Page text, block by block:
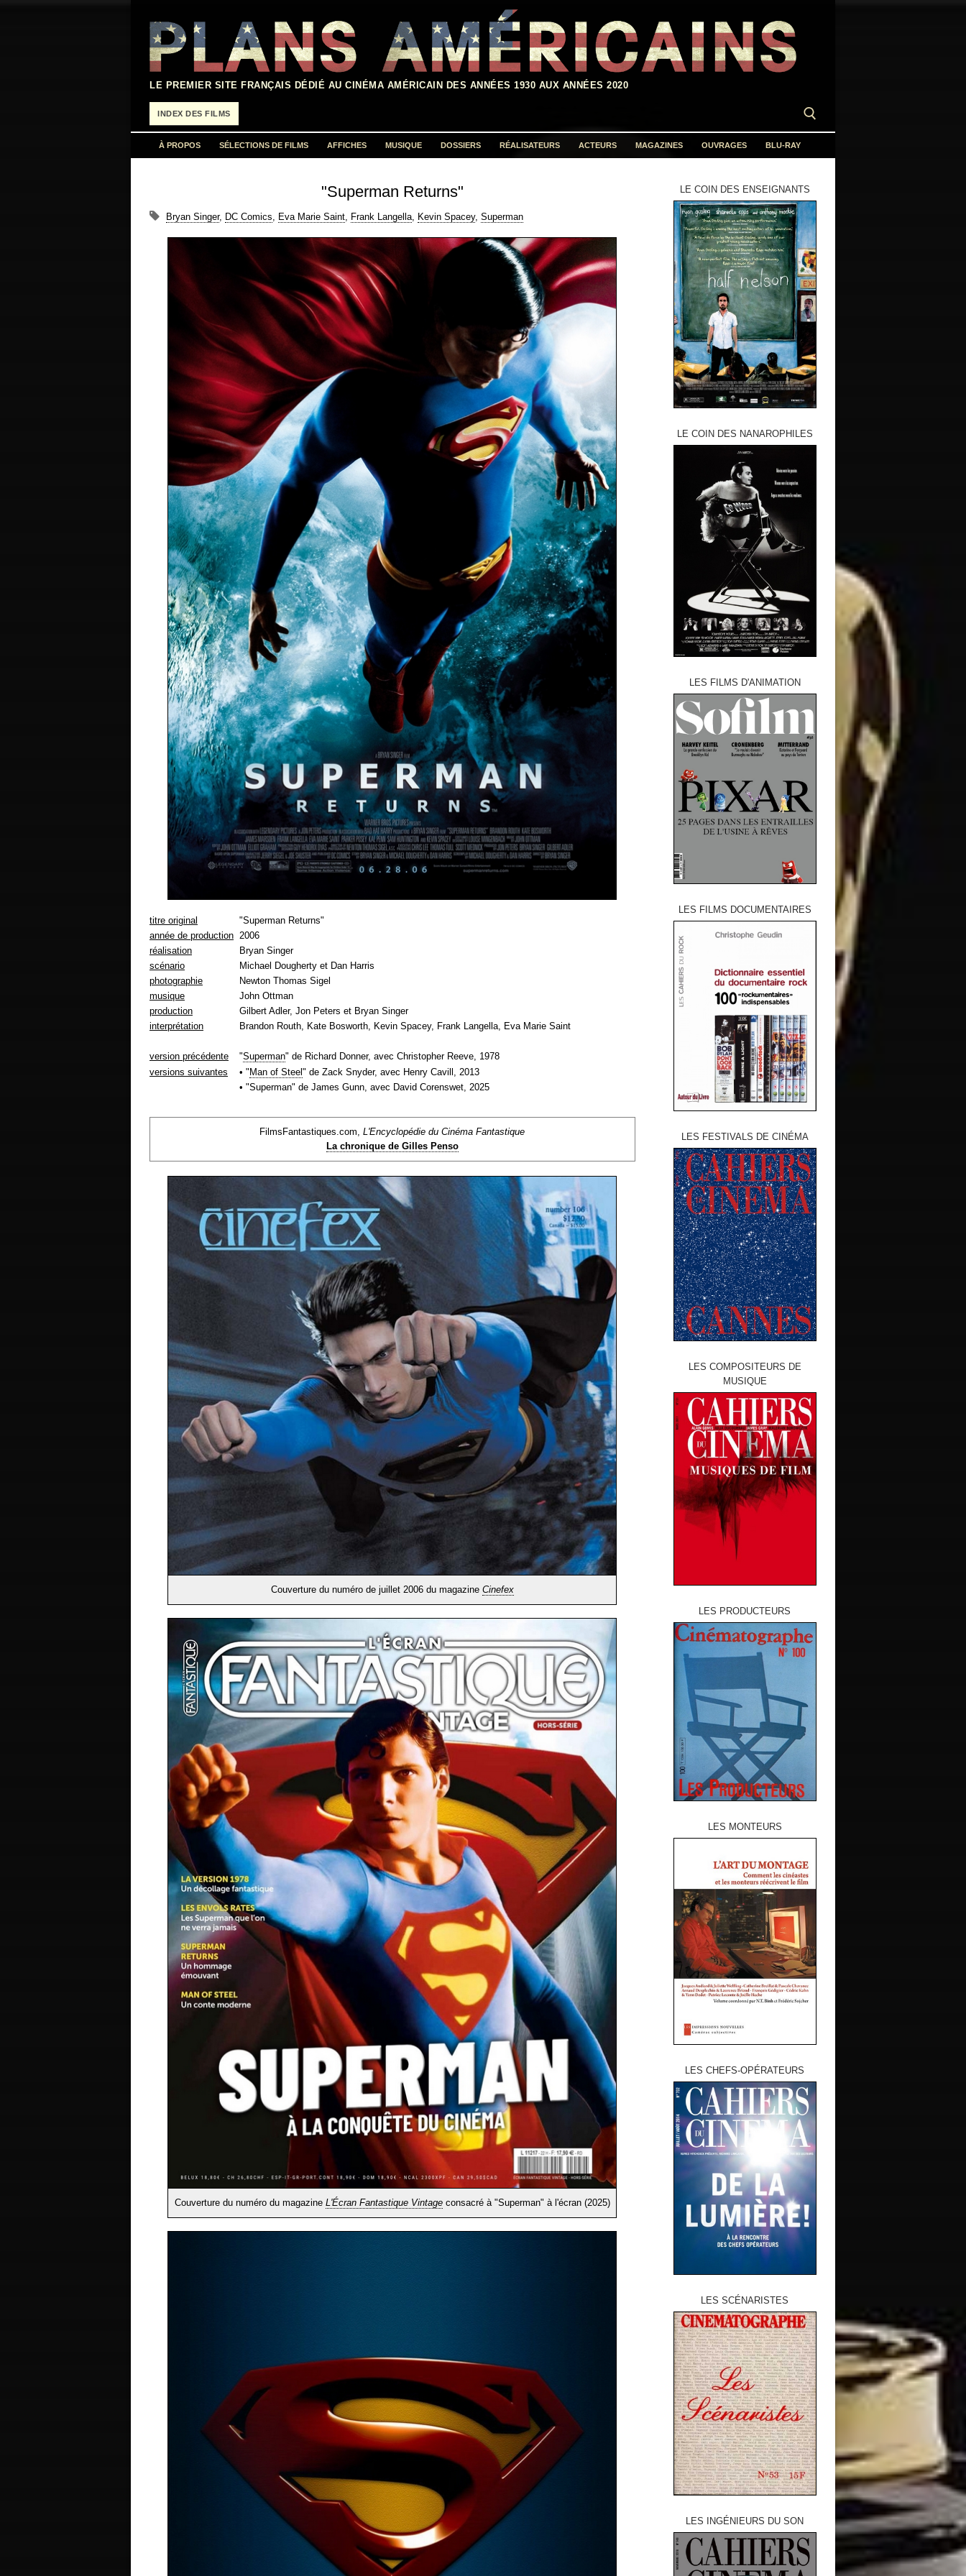
contenu
LE PREMIER SITE FRANÇAIS DÉDIÉ AU CINÉMA AMÉRICAIN DES ANNÉES 1930 AUX ANNÉES 2020
INDEX DES FILMS
À PROPOS SÉLECTIONS DE FILMS AFFICHES MUSIQUE DOSSIERS RÉALISATEURS ACTEURS MAGAZINES OUVRAGES BLU-RAY
"Superman Returns"
Bryan Singer, DC Comics, Eva Marie Saint, Frank Langella, Kevin Spacey, Superman
titre original
"Superman Returns"
année de production 2006
réalisation
Bryan Singer
scénario
Michael Dougherty et Dan Harris
photographie
Newton Thomas Sigel
musique
John Ottman
production
Gilbert Adler, Jon Peters et Bryan Singer
interprétation
Brandon Routh, Kate Bosworth, Kevin Spacey, Frank Langella, Eva Marie Saint
version précédente "Superman" de Richard Donner, avec Christopher Reeve, 1978
versions suivantes
• " Man of Steel " de Zack Snyder, avec Henry Cavill, 2013
• "Superman" de James Gunn, avec David Corenswet, 2025
FilmsFantastiques.com,L'Encyclopédie du Cinéma Fantastique
La chronique de Gilles Penso
Couverture du numéro de juillet 2006 du magazine Cinefex
Couverture du numéro du magazine L'Écran Fantastique Vintageconsacré à "Superman" à l'écran (2025)
LE COIN DES ENSEIGNANTS
LE COIN DES NANAROPHILES
LES FILMS D'ANIMATION
LES FILMS DOCUMENTAIRES
LES FESTIVALS DE CINÉMA
LES COMPOSITEURS DE
MUSIQUE
LES PRODUCTEURS
LES MONTEURS
LES CHEFS-OPÉRATEURS
LES SCÉNARISTES
LES INGÉNIEURS DU SON